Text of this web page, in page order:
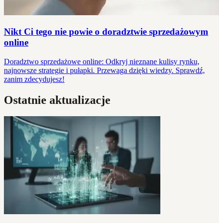
Nikt Ci tego nie powie o doradztwie sprzedażowym
online
Doradztwo sprzedażowe online: Odkryj nieznane kulisy rynku,
najnowsze strategie i pułapki. Przewaga dzięki wiedzy. Sprawdź,
zanim zdecydujesz!
Ostatnie aktualizacje